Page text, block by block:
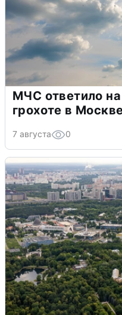
МЧС ответило
грохоте в
7 августа 0